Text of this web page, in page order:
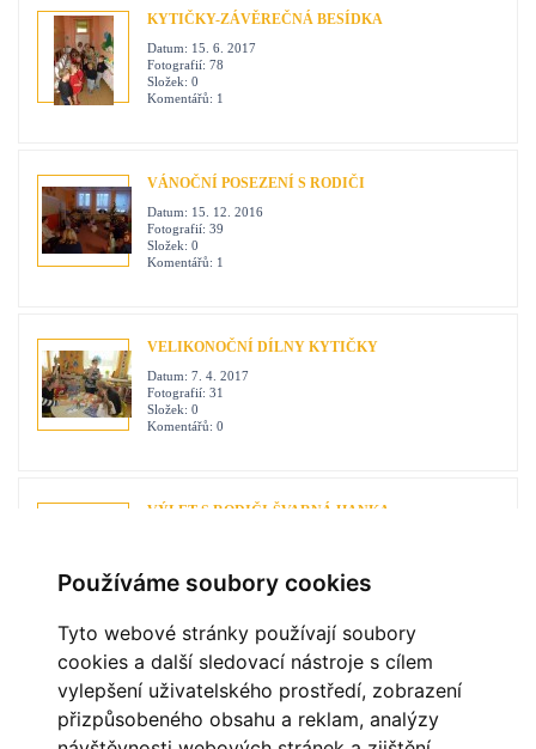
Používáme soubory cookies
Tyto webové stránky používají soubory
cookies a další sledovací nástroje s cílem
vylepšení uživatelského prostředí, zobrazení
přizpůsobeného obsahu a reklam, analýzy
KYTIČKY-ZÁVĚREČNÁ BESÍDKA
Datum: 15. 6. 2017
Fotografií: 78
Složek: 0
Komentářů: 1
VÁNOČNÍ POSEZENÍ S RODIČI
Datum: 15. 12. 2016
Fotografií: 39
Složek: 0
Komentářů: 1
VELIKONOČNÍ DÍLNY KYTIČKY
Datum: 7. 4. 2017
Fotografií: 31
Složek: 0
Komentářů: 0
VÝLET S RODIČI-ŠVARNÁ HANKA
Komentářů:7
OBLÍBENÉ ODKAZY
MĚSTO HAVÍŘOV